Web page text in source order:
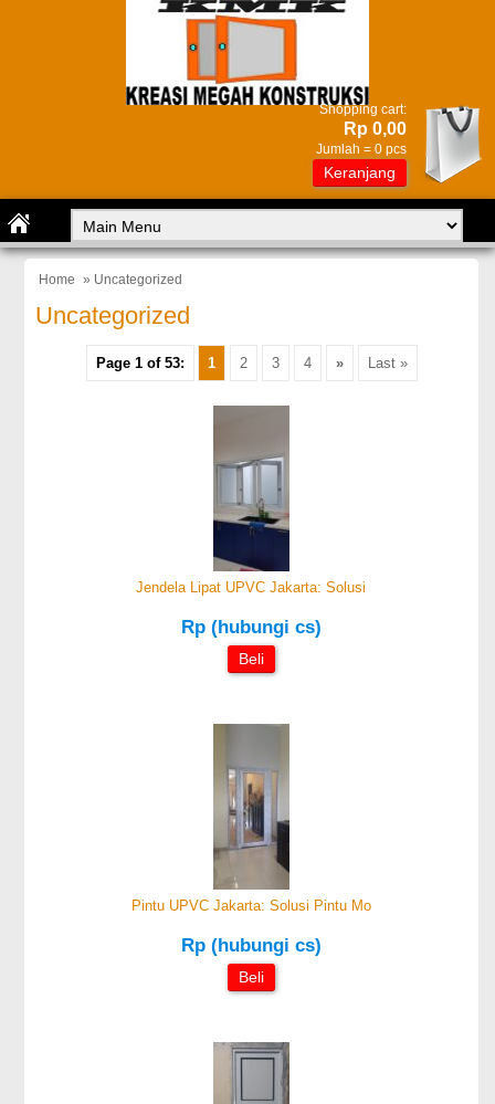
Shopping cart:
Rp 0,00
Jumlah = 0 pcs
Keranjang
Home » Uncategorized
Uncategorized
Page 1 of 53: 1 2 3 4 » Last »
Jendela Lipat UPVC Jakarta: Solusi
Rp (hubungi cs)
Beli
Pintu UPVC Jakarta: Solusi Pintu Mo
Rp (hubungi cs)
Beli